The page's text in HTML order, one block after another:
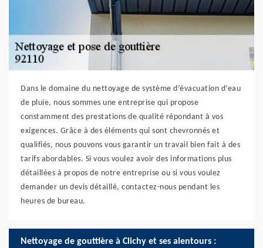
Dans le domaine du nettoyage de système d’évacuation d’eau
de pluie, nous sommes une entreprise qui propose
constamment des prestations de qualité répondant à vos
exigences. Grâce à des éléments qui sont chevronnés et
qualifiés, nous pouvons vous garantir un travail bien fait à des
tarifs abordables. Si vous voulez avoir des informations plus
détaillées à propos de notre entreprise ou si vous voulez
demander un devis détaillé, contactez-nous pendant les
heures de bureau.
Nettoyage de gouttière à Clichy et ses alentours :